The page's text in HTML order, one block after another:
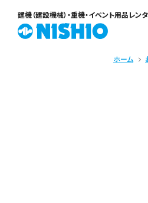
建機（建設機械）・重機・イベント用品レン
ホーム